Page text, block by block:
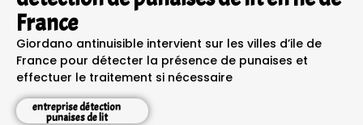
France
Giordano antinuisible intervient sur les villes d’ile de
France pour détecter la présence de punaises et
effectuer le traitement si nécessaire
entreprise détection
punaises de lit